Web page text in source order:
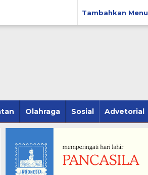
Tambahkan Menu
Olahraga Sosial Advetorial